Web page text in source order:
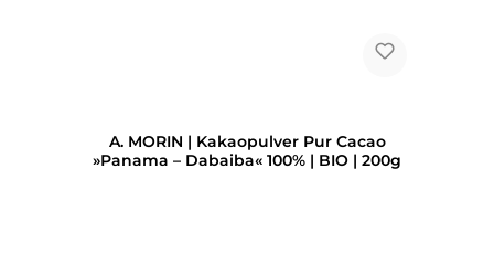
A. MORIN | Kakaopulver Pur Cacao
»Panama – Dabaiba« 100% | BIO | 200g